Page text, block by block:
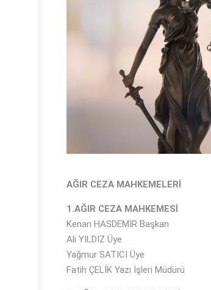
AĞIR CEZA MAHKEMELERİ
1.AĞIR CEZA MAHKEMESİ
Kenan HASDEMİR Başkan
Ali YILDIZ Üye
Yağmur SATICI Üye
Fatih ÇELİK Yazı İşleri Müdürü